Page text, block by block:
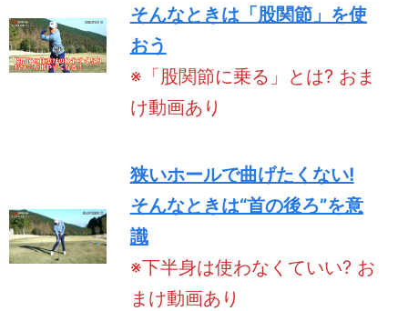
そんなときは「股関節」を使
おう
※「股関節に乗る」とは? おま
け動画あり
狭いホールで曲げたくない!
そんなときは“首の後ろ”を意
識
※下半身は使わなくていい? お
まけ動画あり